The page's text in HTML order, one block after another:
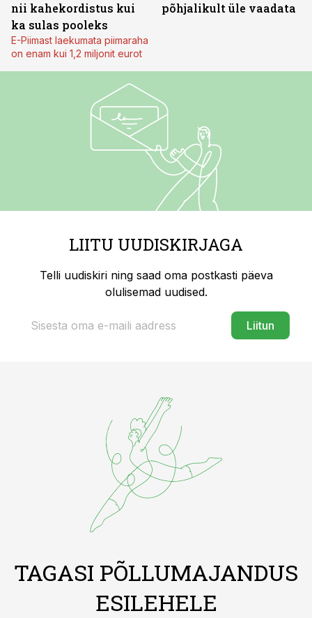
nii kahekordistus kui
ka sulas pooleks
E-Piimast laekumata piimaraha
on enam kui 1,2 miljonit eurot
põhjalikult üle vaadata
LIITU UUDISKIRJAGA
Telli uudiskiri ning saad oma postkasti päeva
olulisemad uudised.
Liitun
TAGASI PÕLLUMAJANDUS
ESILEHELE